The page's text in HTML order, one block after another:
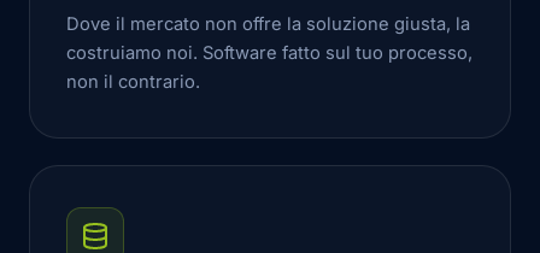
Dove il mercato non offre la soluzione giusta, la
costruiamo noi. Software fatto sul tuo processo,
non il contrario.